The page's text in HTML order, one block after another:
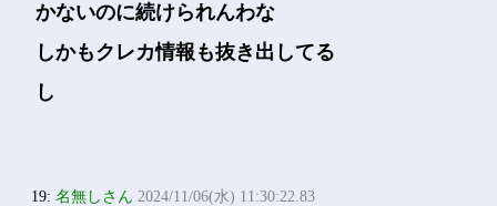
かないのに続けられんわな
しかもクレカ情報も抜き出してる
し
19:名無しさん 2024/11/06(水) 11:30:22.83